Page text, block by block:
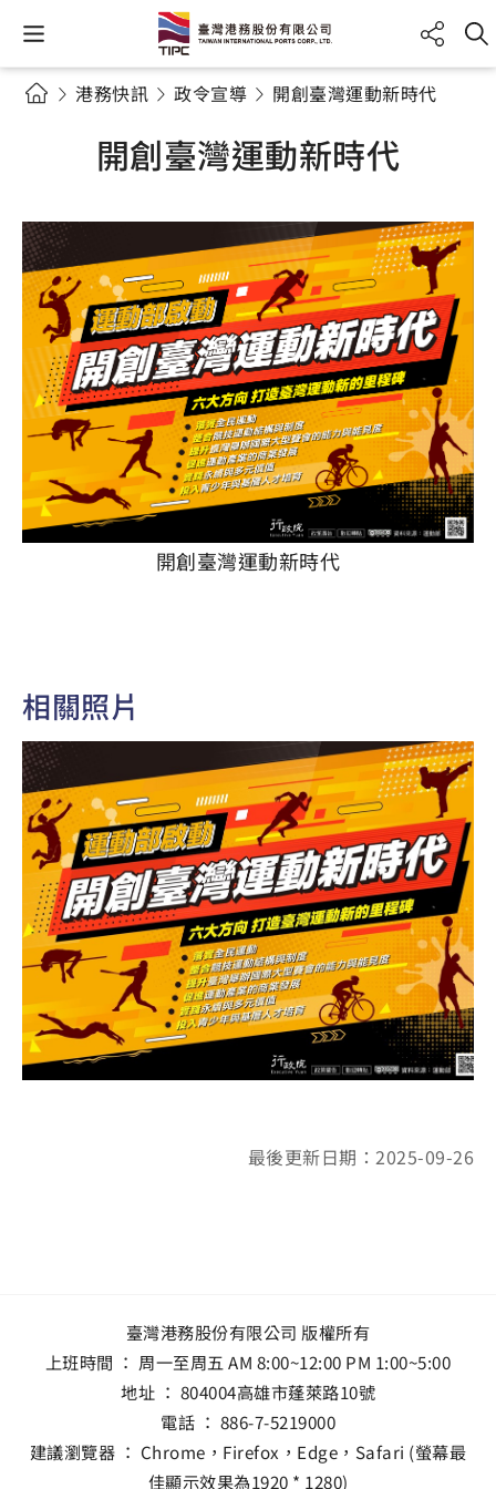
港務快訊 政令宣導 開創臺灣運動新時代
開創臺灣運動新時代
開創臺灣運動新時代
相關照片
最後更新日期：2025-09-26
臺灣港務股份有限公司 版權所有
上班時間 ： 周一至周五 AM 8:00~12:00 PM 1:00~5:00
地址 ： 804004高雄市蓬萊路10號
電話 ： 886-7-5219000
建議瀏覽器 ： Chrome，Firefox，Edge，Safari (螢幕最
佳顯示效果為1920 * 1280)